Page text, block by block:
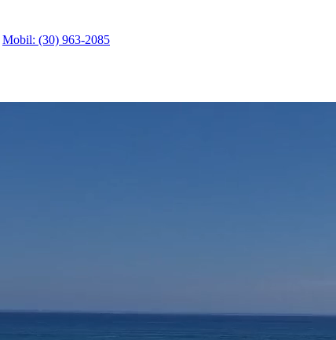
Mobil: (30) 963-2085